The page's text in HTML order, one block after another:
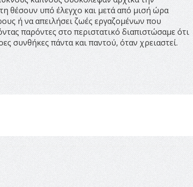
θέσουν υπό έλεγχο και μετά από μισή ώρα
ή να απειλήσει ζωές εργαζομένων που
παρόντες στο περιστατικό διαπιστώσαμε ότι
συνθήκες πάντα και παντού, όταν χρειαστεί.